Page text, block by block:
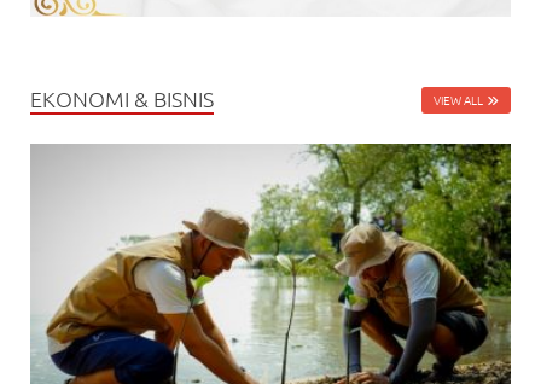
EKONOMI & BISNIS VIEW ALL